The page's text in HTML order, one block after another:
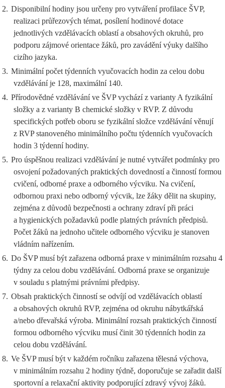
2. Disponibilní hodiny jsou určeny pro vytváření profilace ŠVP,
realizaci průřezových témat, posílení hodinové dotace
jednotlivých vzdělávacích oblastí a obsahových okruhů, pro
podporu zájmové orientace žáků, pro zavádění výuky dalšího
cizího jazyka.
3. Minimální počet týdenních vyučovacích hodin za celou dobu
vzdělávání je 128, maximální 140.
4. Přírodovědné vzdělávání ve ŠVP vychází z varianty A fyzikální
složky a z varianty B chemické složky v RVP. Z důvodu
specifických potřeb oboru se fyzikální složce vzdělávání věnují
z RVP stanoveného minimálního počtu týdenních vyučovacích
hodin 3 týdenní hodiny.
5. Pro úspěšnou realizaci vzdělávání je nutné vytvářet podmínky pro
osvojení požadovaných praktických dovedností a činností formou
cvičení, odborné praxe a odborného výcviku. Na cvičení,
odbornou praxi nebo odborný výcvik, lze žáky dělit na skupiny,
zejména z důvodů bezpečnosti a ochrany zdraví při práci
a hygienických požadavků podle platných právních předpisů.
Počet žáků na jednoho učitele odborného výcviku je stanoven
vládním nařízením.
6. Do ŠVP musí být zařazena odborná praxe v minimálním rozsahu 4
týdny za celou dobu vzdělávání. Odborná praxe se organizuje
v souladu s platnými právními předpisy.
7. Obsah praktických činností se odvíjí od vzdělávacích oblastí
a obsahových okruhů RVP, zejména od okruhu nábytkářská
a/nebo dřevařská výroba. Minimální rozsah praktických činností
formou odborného výcviku musí činit 30 týdenních hodin za
celou dobu vzdělávání.
8. Ve ŠVP musí být v každém ročníku zařazena tělesná výchova,
v minimálním rozsahu 2 hodiny týdně, doporučuje se zařadit další
sportovní a relaxační aktivity podporující zdravý vývoj žáků.